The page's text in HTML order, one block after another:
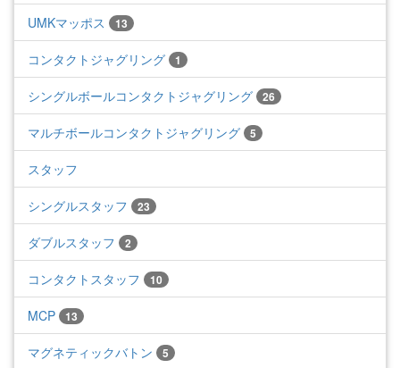
UMKマッポス 13
コンタクトジャグリング 1
シングルボールコンタクトジャグリング 26
マルチボールコンタクトジャグリング 5
スタッフ
シングルスタッフ 23
ダブルスタッフ 2
コンタクトスタッフ 10
MCP 13
マグネティックバトン 5